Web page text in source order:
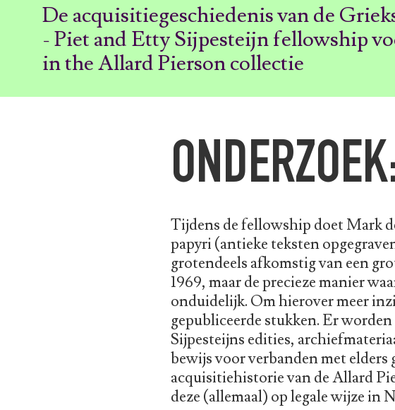
De acquisitiegeschiedenis van de
- Piet and Etty Sijpesteijn fellowship
in the Allard Pierson collectie
Tijdens de fellowship doet Mark
papyri (antieke teksten
grotendeels afkomstig van een
1969, maar de precieze manier
onduidelijk. Om hierover meer
gepubliceerde stukken. Er
Sijpesteijns edities,
bewijs voor verbanden met
acquisitiehistorie van de Allard
deze (allemaal) op legale wijze in